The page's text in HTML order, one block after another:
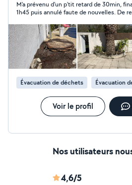
services sont également
M'a prévenu d'un p'tit retard de 30min,
1h45 puis annulé faute de nouvelles. De
pris RV pour travaux chez ma mère, me
canicule pour rien. Toujours agréable de
pour des gens pas fiables.
Évacuation de déchets Évacuation
Voir le profil
Nos utilisateurs
4,6/5